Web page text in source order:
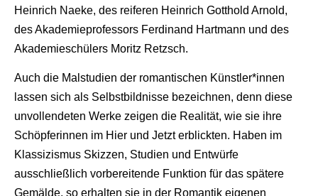
Heinrich Naeke, des reiferen Heinrich Gotthold Arnold,
des Akademieprofessors Ferdinand Hartmann und des
Akademieschülers Moritz Retzsch.
Auch die Malstudien der romantischen Künstler*innen
lassen sich als Selbstbildnisse bezeichnen, denn diese
unvollendeten Werke zeigen die Realität, wie sie ihre
Schöpferinnen im Hier und Jetzt erblickten. Haben im
Klassizismus Skizzen, Studien und Entwürfe
ausschließlich vorbereitende Funktion für das spätere
Gemälde, so erhalten sie in der Romantik eigenen